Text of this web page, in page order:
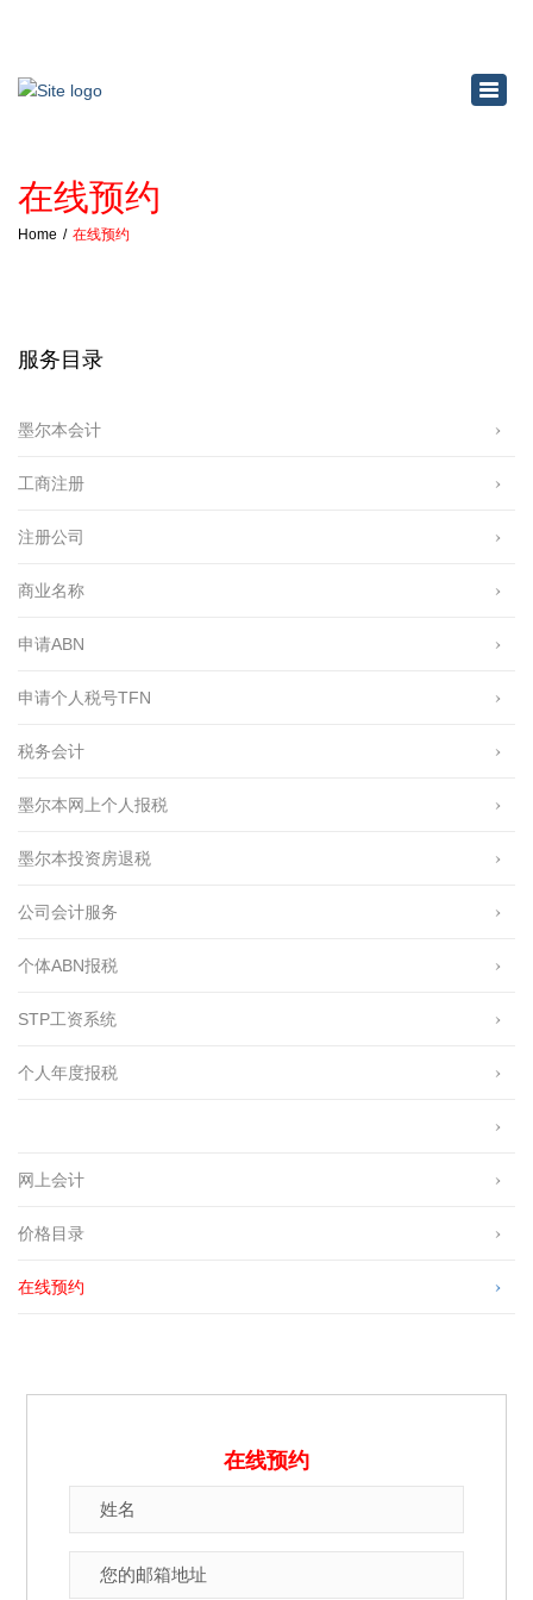
在线预约
Home 在线预约
服务目录
墨尔本会计
工商注册
注册公司
商业名称
申请ABN
申请个人税号TFN
税务会计
墨尔本网上个人报税
墨尔本投资房退税
公司会计服务
个体ABN报税
STP工资系统
个人年度报税
网上会计
价格目录
在线预约
在线预约